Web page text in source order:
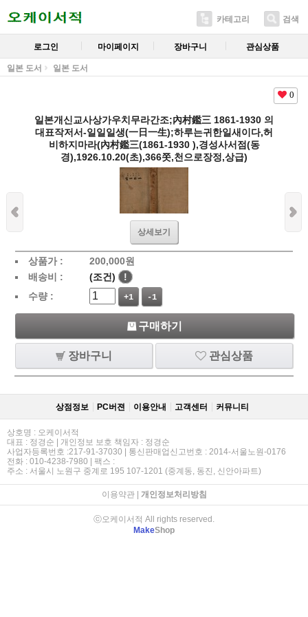
카테고리 검색
로그인 마이페이지 장바구니 관심상품
일본 도서 일본 도서
0
일본개신교사상가우치무라간조;內村鑑三 1861-1930 의
대표작저서-일일일생(一日一生);하루는귀한일새이다,허
비하지마라(內村鑑三(1861-1930 ),경성사서점(동
경),1926.10.20(초),366쫏,천으로장정,상급)
상세보기
상품가 : 200,000원
배송비 :
(조건)
!
수량 :
+1 -1
구매하기
장바구니 관심상품
상점정보 PC버젼 이용안내 고객센터 커뮤니티
상호명 : 오케이서적
대표 : 정경순 | 개인정보 보호 책임자 : 정경순
사업자등록번호 :217-91-37030 | 통신판매업신고번호 : 2014-서울노원-0176
전화 : 010-4238-7980 | 팩스 :
주소 : 서울시 노원구 중계로 195 107-1201 (중계동, 동진, 신안아파트)
이용약관| 개인정보처리방침
ⓒ오케이서적 All rights reserved.
MakeShop